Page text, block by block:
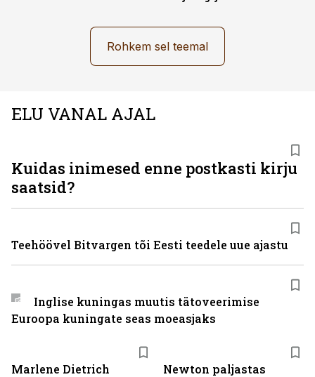
Rohkem sel teemal
ELU VANAL AJAL
Marlene Dietrich
Newton paljastas
Kuidas inimesed enne postkasti kirju
saatsid?
Teehöövel Bitvargen tõi Eesti teedele uue ajastu
Inglise kuningas muutis tätoveerimise
Euroopa kuningate seas moeasjaks